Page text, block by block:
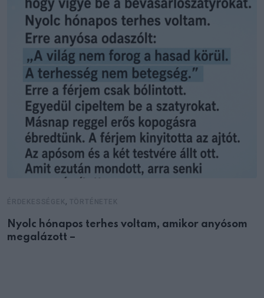
,
Nyolc hónapos terhes voltam, amikor anyósom
megalázott –